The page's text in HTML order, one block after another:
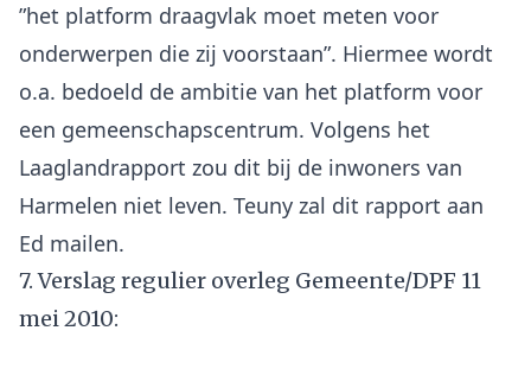
”het platform draagvlak moet meten voor
onderwerpen die zij voorstaan”. Hiermee wordt
o.a. bedoeld de ambitie van het platform voor
een gemeenschapscentrum. Volgens het
Laaglandrapport zou dit bij de inwoners van
Harmelen niet leven. Teuny zal dit rapport aan
7. Verslag regulier overleg Gemeente/DPF 11
mei 2010: